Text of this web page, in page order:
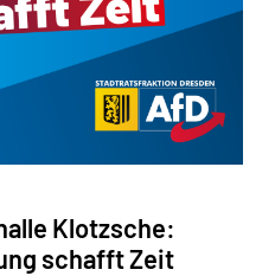
Klotzsche:
schafft Zeit